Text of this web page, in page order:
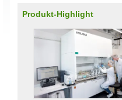
Produkt-Highlight